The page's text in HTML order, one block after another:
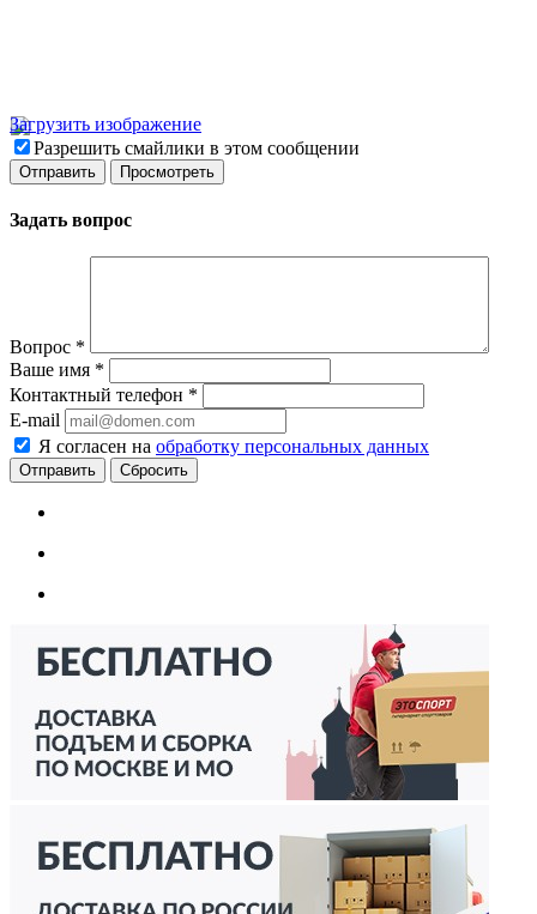
Загрузить изображение
Разрешить смайлики в этом сообщении
Задать вопрос
Вопрос *
Ваше имя *
Контактный телефон *
E-mail
Я согласен на обработку персональных данных
Сбросить